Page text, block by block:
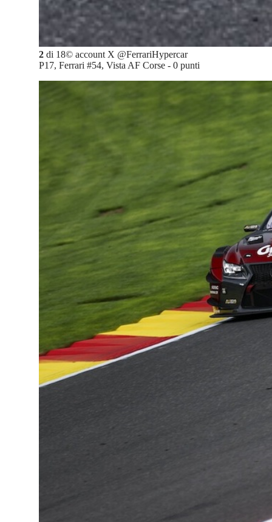
2 di 18© account X @FerrariHypercar
P17, Ferrari #54, Vista AF Corse - 0 punti